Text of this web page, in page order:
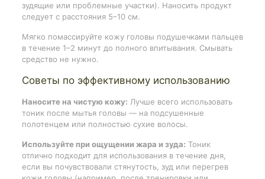
зудящие или проблемные участки). Наносить продукт
следует с расстояния 5–10 см.
Мягко помассируйте кожу головы подушечками пальцев
в течение 1–2 минут до полного впитывания. Смывать
средство не нужно.
Советы по эффективному использованию
Наносите на чистую кожу: Лучше всего использовать
тоник после мытья головы — на подсушенные
полотенцем или полностью сухие волосы.
Используйте при ощущении жара и зуда: Тоник
отлично подходит для использования в течение дня,
если вы почувствовали стянутость, зуд или перегрев